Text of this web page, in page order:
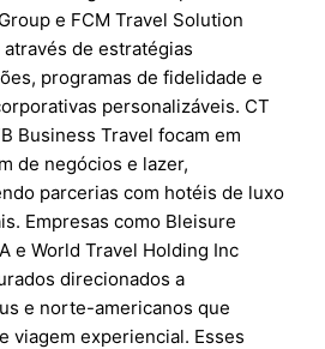
e FCM Travel Solution
de estratégias
programas de fidelidade e
personalizáveis. CT
Business Travel focam em
de negócios e lazer,
parcerias com hotéis de luxo
Empresas como Bleisure
e World Travel Holding Inc
direcionados a
e norte-americanos que
viagem experiencial. Esses